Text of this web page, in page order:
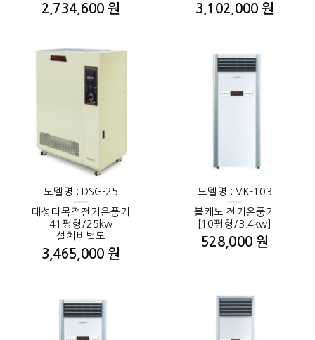
2,734,600 원 3,102,000 원
모델명 : DSG-25
대성다목적전기온풍기
41평형/25kw
설치비별도
3,465,000 원
모델명 : VK-103
볼케노 전기온풍기
[10평형/3.4kw]
528,000 원